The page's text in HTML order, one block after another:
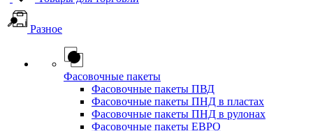
Разное
Фасовочные пакеты
Фасовочные пакеты ПВД
Фасовочные пакеты ПНД в пластах
Фасовочные пакеты ПНД в рулонах
Фасовочные пакеты ЕВРО